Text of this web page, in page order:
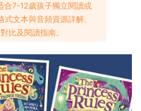
合7-12歲孩子獨立閱讀或
文本與音頻資源詳解、
比及閱讀指南。